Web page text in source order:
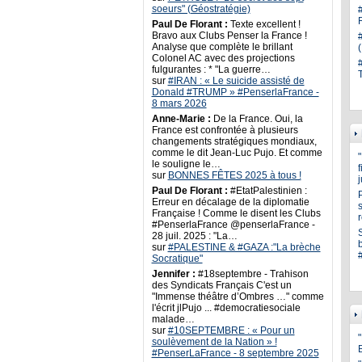
soeurs" (Géostratégie)
Paul De Florant : Texte excellent !
Bravo aux Clubs Penser la France !
Analyse que complète le brillant
Colonel AC avec des projections
fulgurantes : * "La guerre…
sur #IRAN : « Le suicide assisté de
Donald #TRUMP » #PenserlaFrance -
8 mars 2026
Anne-Marie : De la France. Oui, la
France est confrontée à plusieurs
changements stratégiques mondiaux,
comme le dit Jean-Luc Pujo. Et comme
le souligne le…
sur BONNES FÊTES 2025 à tous !
Paul De Florant : #EtatPalestinien :
Erreur en décalage de la diplomatie
Française ! Comme le disent les Clubs
#PenserlaFrance @penserlaFrance -
28 juil. 2025 : "La…
sur #PALESTINE & #GAZA :"La brèche
Socratique"
Jennifer : #18septembre - Trahison
des Syndicats Français C'est un
"Immense théâtre d’Ombres …" comme
l'écrit jlPujo ... #democratiesociale
malade…
sur #10SEPTEMBRE : « Pour un
soulèvement de la Nation » !
#PenserLaFrance - 8 septembre 2025